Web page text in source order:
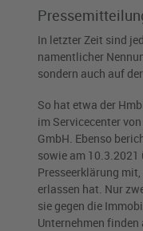
In letzter Zeit sind
namentlicher
sondern auch auf
So hat etwa der
im Servicecenter
GmbH. Ebenso
sowie am 10.3.2021
Presseerklärung
erlassen hat. Nur
sie gegen die
Unternehmen